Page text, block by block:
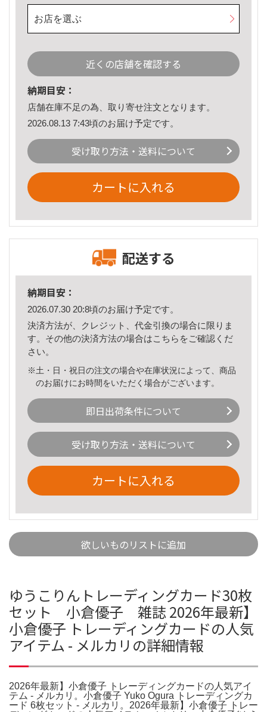
お店を選ぶ
近くの店舗を確認する
納期目安：
店舗在庫不足の為、取り寄せ注文となります。
2026.08.13 7:43頃のお届け予定です。
受け取り方法・送料について
カートに入れる
配送する
納期目安：
2026.07.30 20:8頃のお届け予定です。
決済方法が、クレジット、代金引換の場合に限りま
す。その他の決済方法の場合はこちら をご確認くだ
さい。
※土・日・祝日の注文の場合や在庫状況によって、商品
のお届けにお時間をいただく場合がございます。
即日出荷条件について
受け取り方法・送料について
カートに入れる
欲しいものリストに追加
ゆうこりんトレーディングカード30枚
セット 小倉優子 雑誌 2026年最新】
小倉優子 トレーディングカードの人気
アイテム - メルカリの詳細情報
2026年最新】小倉優子 トレーディングカードの人気アイ
テム - メルカリ。小倉優子 Yuko Ogura トレーディングカ
ード 6枚セット - メルカリ。2026年最新】小倉優子 トレー